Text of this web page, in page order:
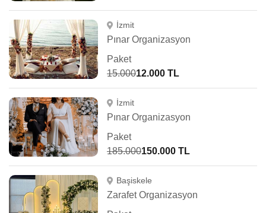
İzmit
Pınar Organizasyon
Paket
15.00012.000 TL
İzmit
Pınar Organizasyon
Paket
185.000150.000 TL
Başiskele
Zarafet Organizasyon